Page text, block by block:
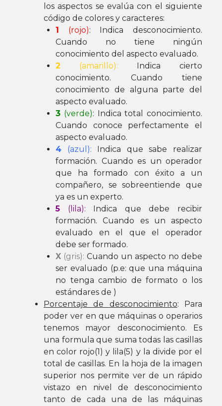
los aspectos se evalúa con el siguiente
código de colores y caracteres:
1
(rojo): Indica desconocimiento.
Cuando no tiene ningún
conocimiento del aspecto evaluado.
2 (amarillo): Indica cierto
conocimiento. Cuando tiene
conocimiento de alguna parte del
aspecto evaluado.
3 (verde): Indica total conocimiento.
Cuando conoce perfectamente el
aspecto evaluado.
4 (azul): Indica que sabe realizar
formación. Cuando es un operador
que ha formado con éxito a un
compañero, se sobreentiende que
ya es un experto.
5 (lila): Indica que debe recibir
formación. Cuando es un aspecto
evaluado en el que el operador
debe ser formado.
X (gris): Cuando un aspecto no debe
ser evaluado (p.e: que una máquina
no tenga cambio de formato o los
estándares de )
Porcentaje de desconocimiento: Para
poder ver en que máquinas o operarios
tenemos mayor desconocimiento. Es
una formula que suma todas las casillas
en color rojo(1) y lila(5) y la divide por el
total de casillas. En la hoja de la imagen
superior nos permite ver de un rápido
vistazo en nivel de desconocimiento
tanto de cada una de las máquinas